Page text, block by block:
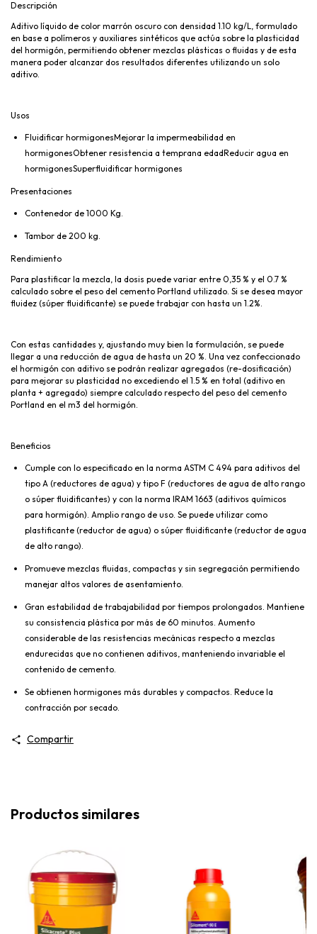
Descripción
Aditivo líquido de color marrón oscuro con densidad 1.10 kg/L, formulado
en base a polímeros y auxiliares sintéticos que actúa sobre la plasticidad
del hormigón, permitiendo obtener mezclas plásticas o fluidas y de esta
manera poder alcanzar dos resultados diferentes utilizando un solo
aditivo.
Usos
Fluidificar hormigonesMejorar la impermeabilidad en
hormigonesObtener resistencia a temprana edadReducir agua en
hormigonesSuperfluidificar hormigones
Presentaciones
Contenedor de 1000 Kg.
Tambor de 200 kg.
Rendimiento
Para plastificar la mezcla, la dosis puede variar entre 0,35 % y el 0.7 %
calculado sobre el peso del cemento Portland utilizado. Si se desea mayor
fluidez (súper fluidificante) se puede trabajar con hasta un 1.2%.
Con estas cantidades y, ajustando muy bien la formulación, se puede
llegar a una reducción de agua de hasta un 20 %. Una vez confeccionado
el hormigón con aditivo se podrán realizar agregados (re-dosificación)
para mejorar su plasticidad no excediendo el 1.5 % en total (aditivo en
planta + agregado) siempre calculado respecto del peso del cemento
Portland en el m3 del hormigón.
Beneficios
Cumple con lo especificado en la norma ASTM C 494 para aditivos del
tipo A (reductores de agua) y tipo F (reductores de agua de alto rango
o súper fluidificantes) y con la norma IRAM 1663 (aditivos químicos
para hormigón). Amplio rango de uso. Se puede utilizar como
plastificante (reductor de agua) o súper fluidificante (reductor de agua
de alto rango).
Promueve mezclas fluidas, compactas y sin segregación permitiendo
manejar altos valores de asentamiento.
Gran estabilidad de trabajabilidad por tiempos prolongados. Mantiene
su consistencia plástica por más de 60 minutos. Aumento
considerable de las resistencias mecánicas respecto a mezclas
endurecidas que no contienen aditivos, manteniendo invariable el
contenido de cemento.
Se obtienen hormigones más durables y compactos. Reduce la
contracción por secado.
Compartir
Productos similares